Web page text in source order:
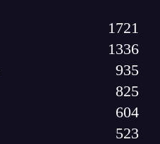
1721
1336
935
825
604
523